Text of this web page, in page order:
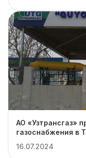
АО «Узтрансгаз»
газоснабжения в
16.07.2024